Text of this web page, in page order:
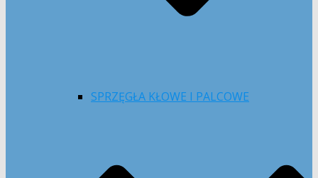
SPRZĘGŁA KŁOWE I PALCOWE